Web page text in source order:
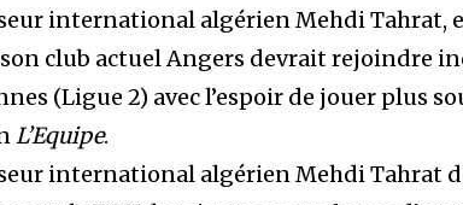
international algérien Mehdi Tahrat,
club actuel Angers devrait rejoindre
(Ligue 2) avec l’espoir de jouer plus
L’Equipe.
international algérien Mehdi Tahrat